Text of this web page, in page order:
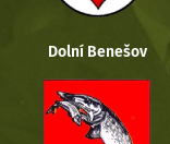
Dolní Benešov